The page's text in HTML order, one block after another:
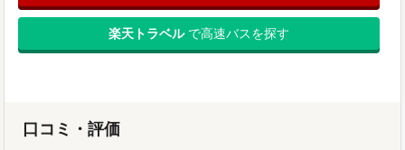
楽天トラベルで高速バスを探す
口コミ・評価